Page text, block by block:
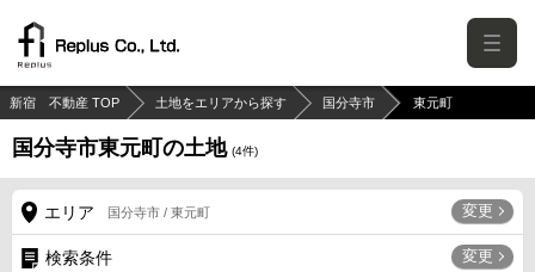
新宿 不動産 TOP 土地をエリアから探す 国分寺市 東元町
国分寺市東元町の土地 (4件)
エリア 国分寺市 / 東元町 変更
検索条件 変更